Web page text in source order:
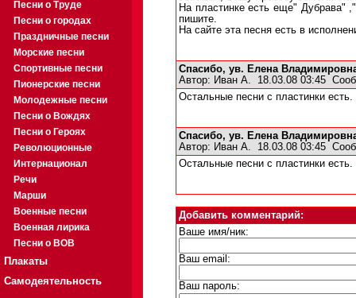
Песни о Труде
Песни о городах
Праздничные песни
Морские песни
Спортивные песни
Пионерские песни
Молодежные песни
Песни о Вождях
Песни о Героях
Революционные
Интернационал
Речи
Марши
Военные песни
Военная лирика
Песни о ВОВ
Плакаты
Самодеятельность
На пластинке есть еще" Дубрава"
пишите.
На сайте эта песня есть в
Спасибо, ув. Елена
Автор: Иван А. 18.03.08 03:45
Остальные песни с пластинки есть.
Спасибо, ув. Елена
Автор: Иван А. 18.03.08 03:45
Остальные песни с пластинки есть.
Добавить комментарий:
Ваше имя/ник:
Ваш email:
Ваш пароль: